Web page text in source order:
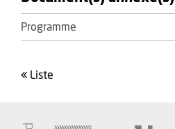
Programme
liste